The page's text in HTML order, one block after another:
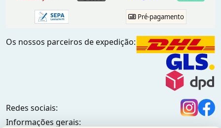
Pré-pagamento
Os nossos parceiros de expedição:
Redes sociais:
Informações gerais: